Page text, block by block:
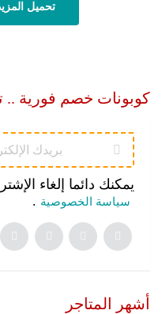
تحميل
كوبونات خصم فورية ..
يمكنك دائما إلغاء
سياسة الخصوصية .
أشهر المتاجر